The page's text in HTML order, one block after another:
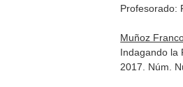
Profesorado:
Muñoz
Indagando la
2017. Núm.